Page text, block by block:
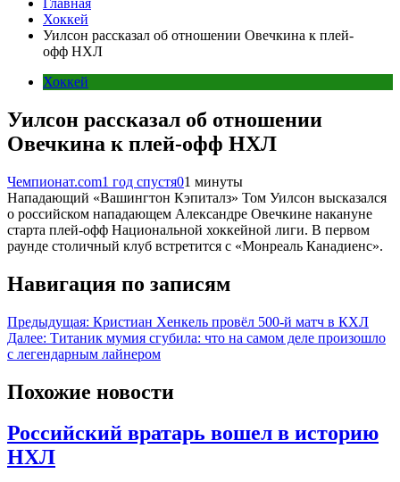
Главная
Хоккей
Уилсон рассказал об отношении Овечкина к плей-
офф НХЛ
Хоккей
Уилсон рассказал об отношении
Овечкина к плей-офф НХЛ
Чемпионат.com1 год спустя01 минуты
Нападающий «Вашингтон Кэпиталз» Том Уилсон высказался
о российском нападающем Александре Овечкине накануне
старта плей-офф Национальной хоккейной лиги. В первом
раунде столичный клуб встретится с «Монреаль Канадиенс».
Навигация по записям
Предыдущая: Кристиан Хенкель провёл 500-й матч в КХЛ
Далее: Титаник мумия сгубила: что на самом деле произошло
с легендарным лайнером
Похожие новости
Российский вратарь вошел в историю
НХЛ